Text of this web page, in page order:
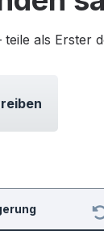
als Erster